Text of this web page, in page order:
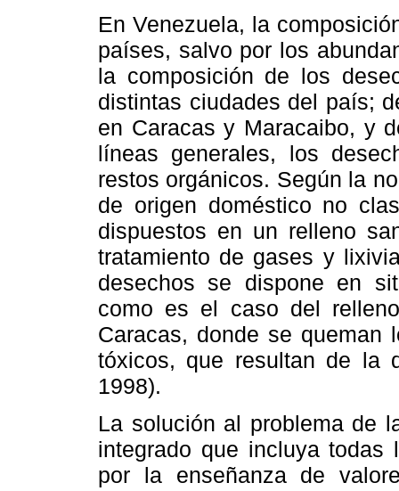
En Venezuela, la
países, salvo por los
la composición de los
distintas ciudades del país;
en Caracas y Maracaibo, y
líneas generales, los
restos orgánicos. Según la
de origen doméstico no
dispuestos en un relleno
tratamiento de gases y
desechos se dispone en
como es el caso del
Caracas, donde se
tóxicos, que resultan de la
1998).
La solución al problema de
integrado que incluya todas
por la enseñanza de